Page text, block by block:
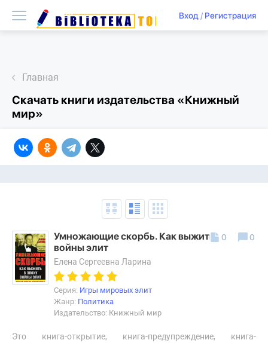
Вход/ Регистрация
Главная
Скачать книги издательства «Книжный
мир»
Умножающие скорбь. Как выжить в эпоху
войны элит
Елена Сергеевна Ларина
Серия: Игры мировых элит
Жанр: Политика
Издательство: Книжный мир
Это книга-открытие, книга-предупреждение, книга-
0 0